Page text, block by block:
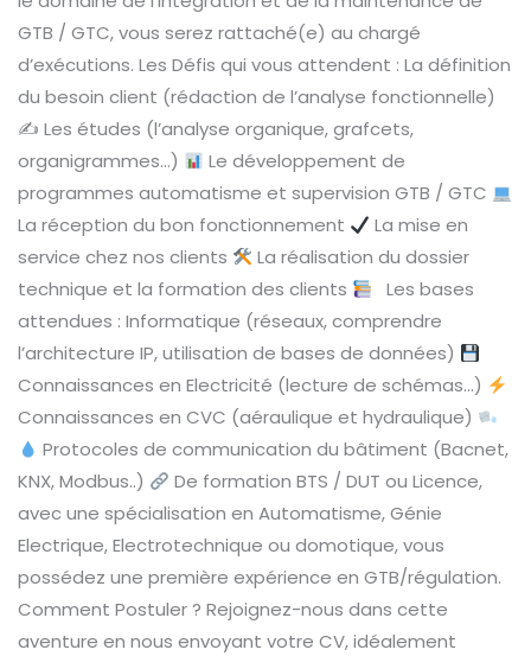
GTB / GTC, vous serez rattaché(e) au chargé
d’exécutions. Les Défis qui vous attendent : La définition
du besoin client (rédaction de l’analyse fonctionnelle)
✍ Les études (l’analyse organique, grafcets,
organigrammes…)
Le développement de
programmes automatisme et supervision GTB / GTC
La réception du bon fonctionnement
La mise en
service chez nos clients
La réalisation du dossier
technique et la formation des clients
Les bases
attendues : Informatique (réseaux, comprendre
l’architecture IP, utilisation de bases de données)
Connaissances en Electricité (lecture de schémas…)
Connaissances en CVC (aéraulique et hydraulique)
Protocoles de communication du bâtiment (Bacnet,
KNX, Modbus..)
De formation BTS / DUT ou Licence,
avec une spécialisation en Automatisme, Génie
Electrique, Electrotechnique ou domotique, vous
possédez une première expérience en GTB/régulation.
Comment Postuler ? Rejoignez-nous dans cette
aventure en nous envoyant votre CV, idéalement